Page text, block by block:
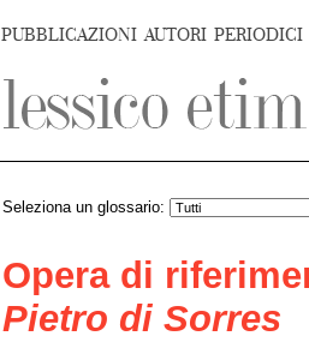
PUBBLICAZIONI AUTORI PERIODICI
Seleziona un glossario:
Opera di
Pietro di Sorres